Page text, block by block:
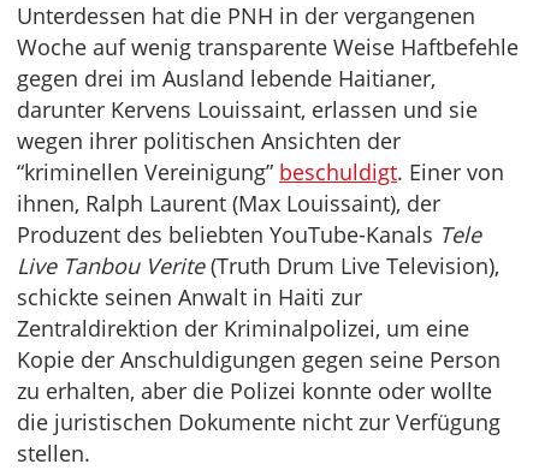
Unterdessen hat die PNH in der vergangenen
Woche auf wenig transparente Weise Haftbefehle
gegen drei im Ausland lebende Haitianer,
darunter Kervens Louissaint, erlassen und sie
wegen ihrer politischen Ansichten der
“kriminellen Vereinigung” beschuldigt. Einer von
ihnen, Ralph Laurent (Max Louissaint), der
Produzent des beliebten YouTube-Kanals Tele
Live Tanbou Verite(Truth Drum Live Television),
schickte seinen Anwalt in Haiti zur
Zentraldirektion der Kriminalpolizei, um eine
Kopie der Anschuldigungen gegen seine Person
zu erhalten, aber die Polizei konnte oder wollte
die juristischen Dokumente nicht zur Verfügung
stellen.